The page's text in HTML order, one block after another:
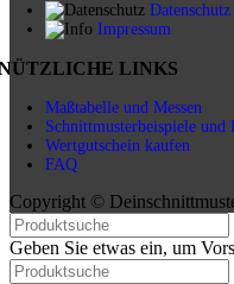
Datenschutz
Impressum
LINKS
Maßtabelle und Messen
Schnittmusterbeispiele und
Wertgutschein kaufen
FAQ
Copyright ©
Geben Sie etwas ein, um